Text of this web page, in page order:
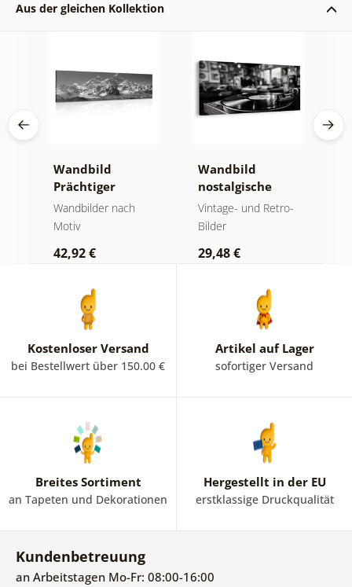
Aus der gleichen Kollektion
Wandbild
Prächtiger
Berggipfel in
Schwarz-Weiß
Wandbilder nach
Motiv
42,92 €
Wandbild
nostalgische
Musikatmosphäre
Vintage- und Retro-
Bilder
29,48 €
Kostenloser Versand
bei Bestellwert über 150.00 €
Artikel auf Lager
sofortiger Versand
Breites Sortiment
an Tapeten und Dekorationen
Hergestellt in der EU
erstklassige Druckqualität
Kundenbetreuung
an Arbeitstagen Mo-Fr: 08:00-16:00